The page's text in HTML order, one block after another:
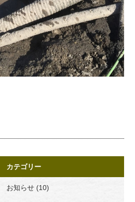
カテゴリー
お知らせ (10)